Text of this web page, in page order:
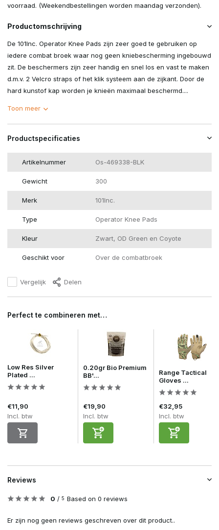
voorraad. (Weekendbestellingen worden maandag verzonden).
Productomschrijving
De 101Inc. Operator Knee Pads zijn zeer goed te gebruiken op
iedere combat broek waar nog geen kniebescherming ingebouwd
zit. De beschermers zijn zeer handig en snel los en vast te maken
d.m.v. 2 Velcro straps of het klik systeem aan de zijkant. Door de
hard kunstof kap worden je knieën maximaal beschermd....
Toon meer
Productspecificaties
Artikelnummer Os-469338-BLK
Gewicht 300
Merk 101Inc.
Type Operator Knee Pads
Kleur Zwart, OD Green en Coyote
Geschikt voor Over de combatbroek
Vergelijk Delen
Perfect te combineren met…
Low Res Silver
Plated ...
€11,90
Incl. btw
0.20gr Bio Premium
BB'...
€19,90
Incl. btw
Range Tactical
Gloves ...
€32,95
Incl. btw
Reviews
0 / 5 Based on 0 reviews
Er zijn nog geen reviews geschreven over dit product..